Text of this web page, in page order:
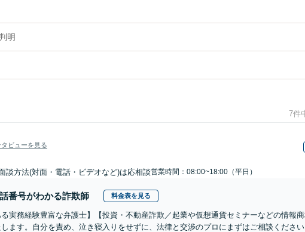
区内の弁護士に相談予約したい』などでお困りの相談者さんにおすすめです。
明
7件
タビューを見る
談方法(対面・電話・ビデオなど)は応相談営業時間：08:00~18:00（平日）
番号がわかる詐欺師 料金表を見る
る実務経験豊富な弁護士】【投資・不動産詐欺／起業や仮想通貨セミナーなどの情報
ます。自分を責め、泣き寝入りをせずに、法律と交渉のプロにまずはご相談くださ